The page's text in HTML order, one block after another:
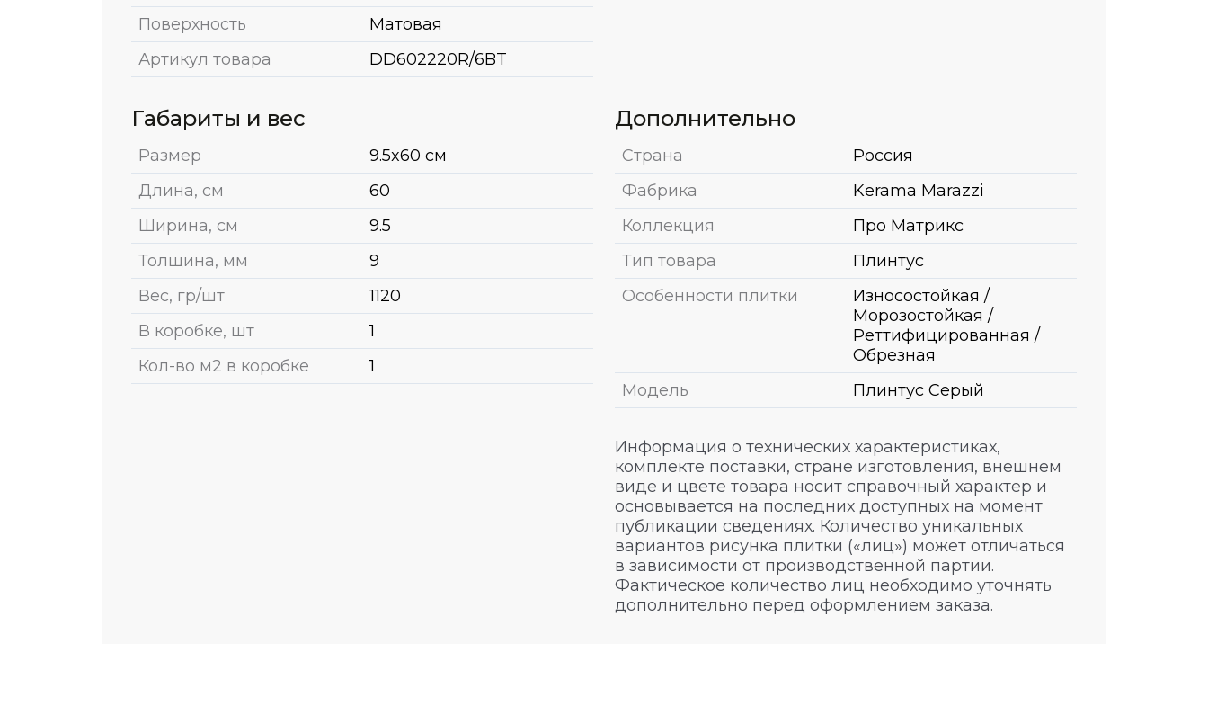
Поверхность
Матовая
Артикул товара
DD602220R/6BT
Габариты и вес
Размер
9.5x60 см
Длина, см
60
Ширина, см
9.5
Толщина, мм
9
Вес, гр/шт
1120
В коробке, шт
1
Кол-во м2 в коробке
1
Дополнительно
Страна
Россия
Фабрика
Kerama Marazzi
Коллекция
Про Матрикс
Тип товара
Плинтус
Особенности плитки
Износостойкая /
Морозостойкая /
Реттифицированная /
Обрезная
Модель
Плинтус Серый
Информация о технических характеристиках,
комплекте поставки, стране изготовления, внешнем
виде и цвете товара носит справочный характер и
основывается на последних доступных на момент
публикации сведениях. Количество уникальных
вариантов рисунка плитки («лиц») может отличаться
в зависимости от производственной партии.
Фактическое количество лиц необходимо уточнять
дополнительно перед оформлением заказа.